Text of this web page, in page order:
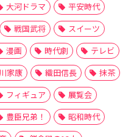
大河ドラマ
平安時代
戦国武将
スイーツ
漫画 時代劇
テレビ
家康 織田信長
抹茶
フィギュア
展覧会
豊臣兄弟！
昭和時代